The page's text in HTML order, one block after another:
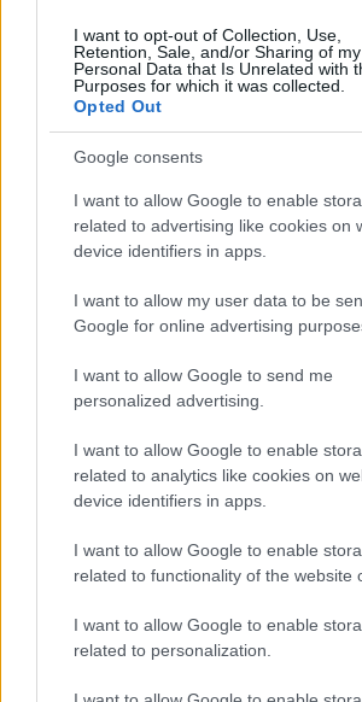
I want to opt-out of Collection, Use,
Retention, Sale, and/or Sharing of my
Personal Data that Is Unrelated with
Purposes for which it was collected.
Opted Out
Google consents
I want to allow Google to enable
related to advertising like cookies on
device identifiers in apps.
I want to allow my user data to be
Google for online advertising
I want to allow Google to send me
personalized advertising.
I want to allow Google to enable
related to analytics like cookies on
device identifiers in apps.
I want to allow Google to enable
related to functionality of the website
I want to allow Google to enable
related to personalization.
Rég volt Book Tag, de néhány hete
érdekeset aBiblioteca Fermecata
kedvet kaptam, hogy kitöltsem. Az
Star Wars Book Tag
KönyvParfé•2016. december 14.